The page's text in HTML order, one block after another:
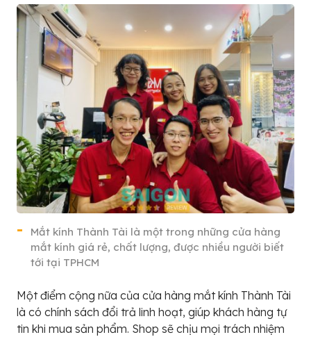
Mắt kính Thành Tài là một trong những cửa hàng
mắt kính giá rẻ, chất lượng, được nhiều người biết
tới tại TPHCM
Một điểm cộng nữa của cửa hàng mắt kính Thành Tài
là có chính sách đổi trả linh hoạt, giúp khách hàng tự
tin khi mua sản phẩm. Shop sẽ chịu mọi trách nhiệm